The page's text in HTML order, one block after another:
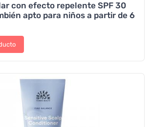
con efecto repelente SPF 30
apto para niños a partir de 6